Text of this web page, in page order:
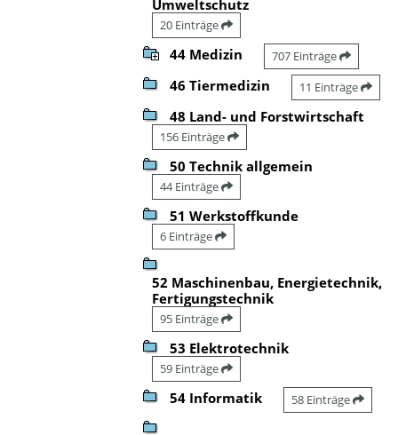
Umweltschutz
20 Einträge
44 Medizin 707 Einträge
46 Tiermedizin 11 Einträge
48 Land- und Forstwirtschaft
156 Einträge
50 Technik allgemein
44 Einträge
51 Werkstoffkunde
6 Einträge
52 Maschinenbau, Energietechnik,
Fertigungstechnik
95 Einträge
53 Elektrotechnik
59 Einträge
54 Informatik 58 Einträge